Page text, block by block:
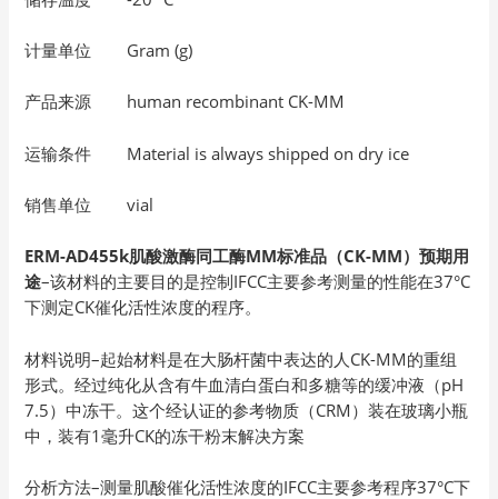
计量单位 Gram (g)
产品来源 human recombinant CK-MM
运输条件 Material is always shipped on dry ice
销售单位 vial
ERM-AD455k肌酸激酶同工酶MM标准品（CK-MM）预期用
途–该材料的主要目的是控制IFCC主要参考测量的性能在37°C
下测定CK催化活性浓度的程序。
材料说明–起始材料是在大肠杆菌中表达的人CK-MM的重组
形式。经过纯化从含有牛血清白蛋白和多糖等的缓冲液（pH
7.5）中冻干。这个经认证的参考物质（CRM）装在玻璃小瓶
中，装有1毫升CK的冻干粉末解决方案
分析方法–测量肌酸催化活性浓度的IFCC主要参考程序37°C下